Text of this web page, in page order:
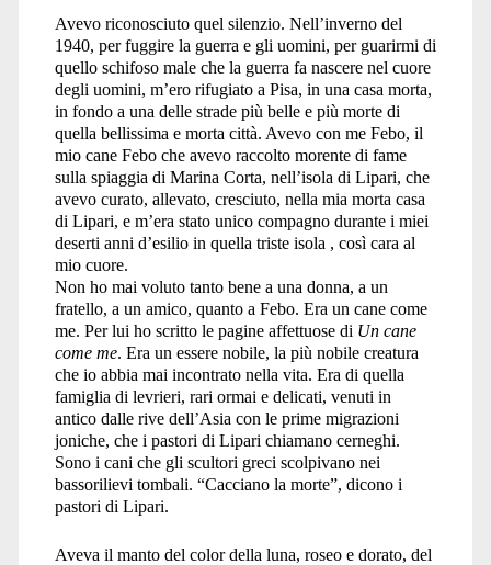
Avevo riconosciuto quel silenzio. Nell’inverno del
1940, per fuggire la guerra e gli uomini, per guarirmi di
quello schifoso male che la guerra fa nascere nel cuore
degli uomini, m’ero rifugiato a Pisa, in una casa morta,
in fondo a una delle strade più belle e più morte di
quella bellissima e morta città. Avevo con me Febo, il
mio cane Febo che avevo raccolto morente di fame
sulla spiaggia di Marina Corta, nell’isola di Lipari, che
avevo curato, allevato, cresciuto, nella mia morta casa
di Lipari, e m’era stato unico compagno durante i miei
deserti anni d’esilio in quella triste isola , così cara al
mio cuore.
Non ho mai voluto tanto bene a una donna, a un
fratello, a un amico, quanto a Febo. Era un cane come
me. Per lui ho scritto le pagine affettuose di Un cane
come me. Era un essere nobile, la più nobile creatura
che io abbia mai incontrato nella vita. Era di quella
famiglia di levrieri, rari ormai e delicati, venuti in
antico dalle rive dell’Asia con le prime migrazioni
joniche, che i pastori di Lipari chiamano cerneghi.
Sono i cani che gli scultori greci scolpivano nei
bassorilievi tombali. “Cacciano la morte”, dicono i
pastori di Lipari.
Aveva il manto del color della luna, roseo e dorato, del